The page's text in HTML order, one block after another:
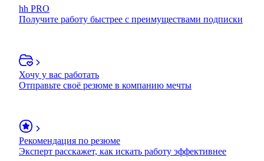
hh PRO
Получите работу быстрее с преимуществами подписки
Хочу у вас работать
Отправьте своё резюме в компанию мечты
Рекомендация по резюме
Эксперт расскажет, как искать работу эффективнее